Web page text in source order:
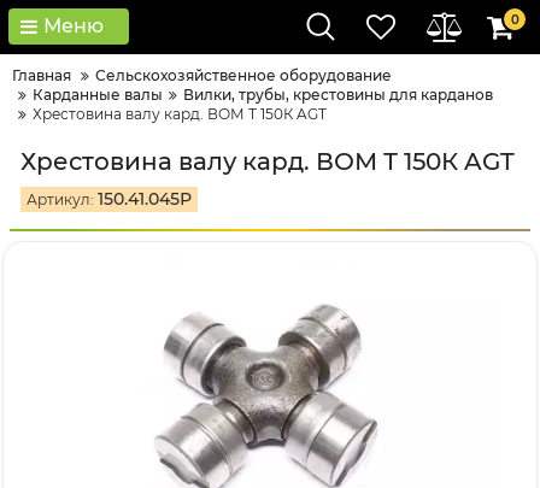
Меню 0
Главная
Сельскохозяйственное оборудование
Карданные валы
Вилки, трубы, крестовины для карданов
Хрестовина валу кард. ВОМ Т 150К AGT
Хрестовина валу кард. ВОМ Т 150К AGT
Артикул: 150.41.045Р